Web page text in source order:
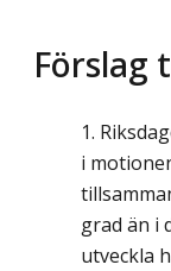
Förslag
i
grad än i
utveckla